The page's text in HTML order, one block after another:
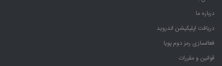
درباره ما
دریافت اپلیکیشن اندروید
فعالسازی رمز دوم پویا
قوانین و مقررات